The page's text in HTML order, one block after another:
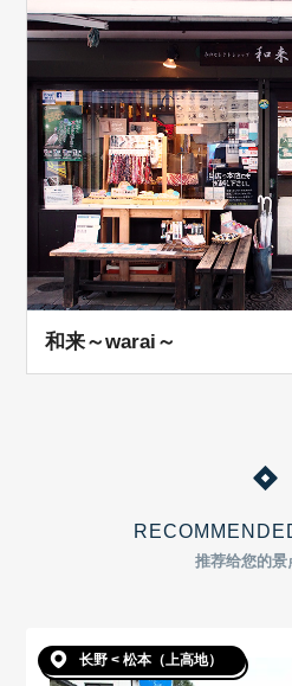
和来～warai～
推荐给您的景
长野 < 松本（上高地）